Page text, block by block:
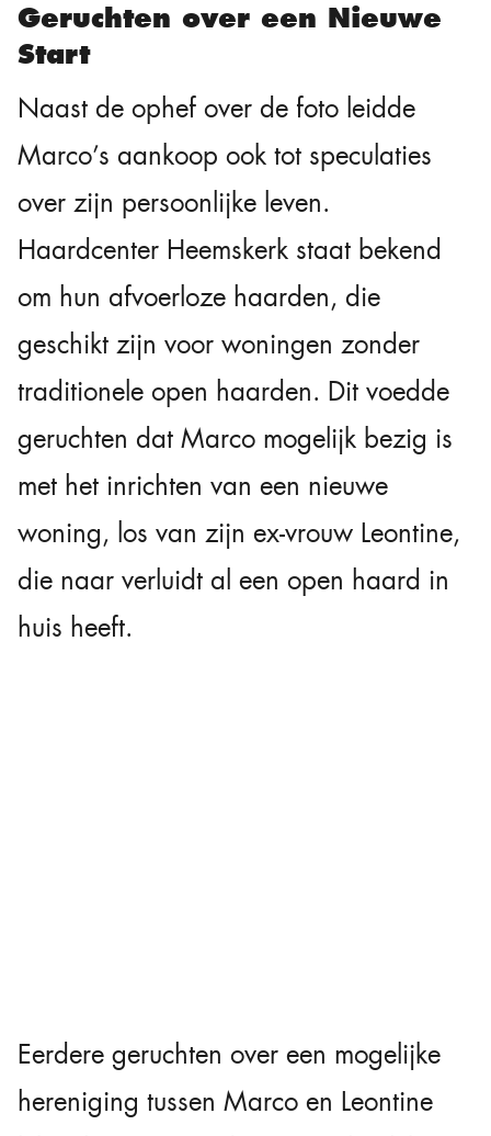
Geruchten over een Nieuwe
Start
Naast de ophef over de foto leidde
Marco’s aankoop ook tot speculaties
over zijn persoonlijke leven.
Haardcenter Heemskerk staat bekend
om hun afvoerloze haarden, die
geschikt zijn voor woningen zonder
traditionele open haarden. Dit voedde
geruchten dat Marco mogelijk bezig is
met het inrichten van een nieuwe
woning, los van zijn ex-vrouw Leontine,
die naar verluidt al een open haard in
huis heeft.
Eerdere geruchten over een mogelijke
hereniging tussen Marco en Leontine